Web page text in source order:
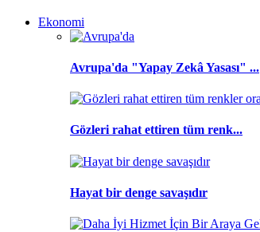
Ekonomi
Avrupa'da "Yapay Zekâ Yasası" ...
Gözleri rahat ettiren tüm renk...
Hayat bir denge savaşıdır